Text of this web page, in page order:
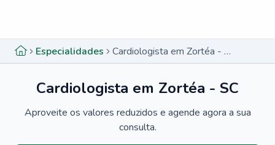
Especialidades Cardiologista em Zortéa - SC
Cardiologista em Zortéa - SC
Aproveite os valores reduzidos e agende agora a sua
consulta.